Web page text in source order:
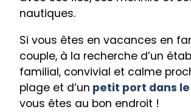
nautiques.
Si vous êtes en vacances en
couple, à la recherche d’un
familial, convivial et calme
plage et d’un petit port dans
vous êtes au bon endroit !